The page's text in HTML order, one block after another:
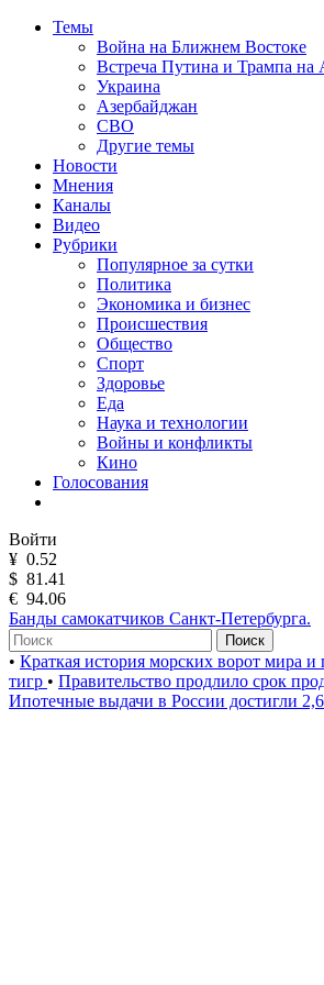
Темы
Война на Ближнем Востоке
Встреча Путина и Трампа на
Украина
Азербайджан
СВО
Другие темы
Новости
Мнения
Каналы
Видео
Рубрики
Популярное за сутки
Политика
Экономика и бизнес
Происшествия
Общество
Спорт
Здоровье
Еда
Наука и технологии
Войны и конфликты
Кино
Голосования
Войти
¥ 0.52
$ 81.41
€ 94.06
Банды самокатчиков Санкт-Петербурга.
Поиск
• Краткая история морских ворот мира
тигр • Правительство продлило срок
Ипотечные выдачи в России достигли